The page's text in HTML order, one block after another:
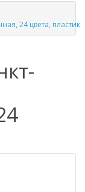
24 цвета, пластик